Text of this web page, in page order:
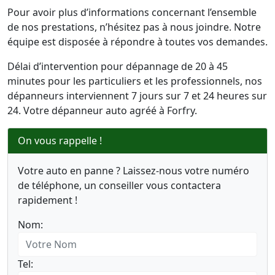
Pour avoir plus d’informations concernant l’ensemble
de nos prestations, n’hésitez pas à nous joindre. Notre
équipe est disposée à répondre à toutes vos demandes.
Délai d’intervention pour dépannage de 20 à 45
minutes pour les particuliers et les professionnels, nos
dépanneurs interviennent 7 jours sur 7 et 24 heures sur
24. Votre dépanneur auto agréé à Forfry.
On vous rappelle !
Votre auto en panne ? Laissez-nous votre numéro
de téléphone, un conseiller vous contactera
rapidement !
Nom:
Tel: